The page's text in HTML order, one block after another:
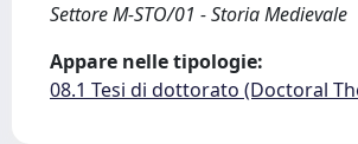
Settore M-STO/01 - Storia Medievale
Appare nelle tipologie:
08.1 Tesi di dottorato (Doctoral